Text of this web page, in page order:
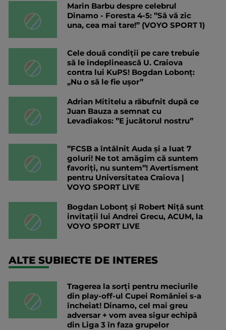
Marin Barbu despre celebrul
Dinamo - Foresta 4-5: ”Să vă zic
una, cea mai tare!” (VOYO SPORT 1)
Cele două condiții pe care trebuie
să le îndeplinească U. Craiova
contra lui KuPS! Bogdan Lobonț:
„Nu o să le fie ușor”
Adrian Mititelu a răbufnit după ce
Juan Bauza a semnat cu
Levadiakos: ”E jucătorul nostru”
”FCSB a întâlnit Auda și a luat 7
goluri! Ne tot amăgim că suntem
favoriți, nu suntem”! Avertisment
pentru Universitatea Craiova |
VOYO SPORT LIVE
Bogdan Lobonț și Robert Niță sunt
invitații lui Andrei Grecu, ACUM, la
VOYO SPORT LIVE
ALTE SUBIECTE DE INTERES
Tragerea la sorți pentru meciurile
din play-off-ul Cupei României s-a
încheiat! Dinamo, cel mai greu
adversar + vom avea sigur echipă
din Liga 3 în faza grupelor